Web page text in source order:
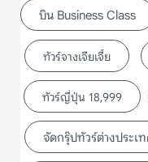
บิน Business Class
ทัวร์จางเจียเจี้ย
ทัวร์ญี่ปุ่น 18,999
จัดกรุ๊ปทัวร์ต่างประเ